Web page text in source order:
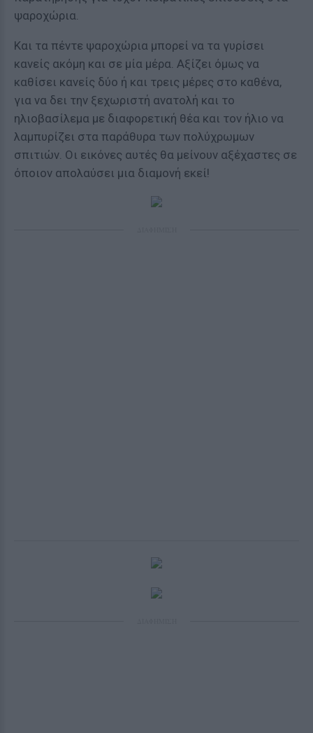
ψαροχώρια.
Και τα πέντε ψαροχώρια μπορεί να τα γυρίσει
κανείς ακόμη και σε μία μέρα. Αξίζει όμως να
καθίσει κανείς δύο ή και τρεις μέρες στο καθένα,
για να δει την ξεχωριστή ανατολή και το
ηλιοβασίλεμα με διαφορετική θέα και τον ήλιο να
λαμπυρίζει στα παράθυρα των πολύχρωμων
σπιτιών. Οι εικόνες αυτές θα μείνουν αξέχαστες σε
όποιον απολαύσει μια διαμονή εκεί!